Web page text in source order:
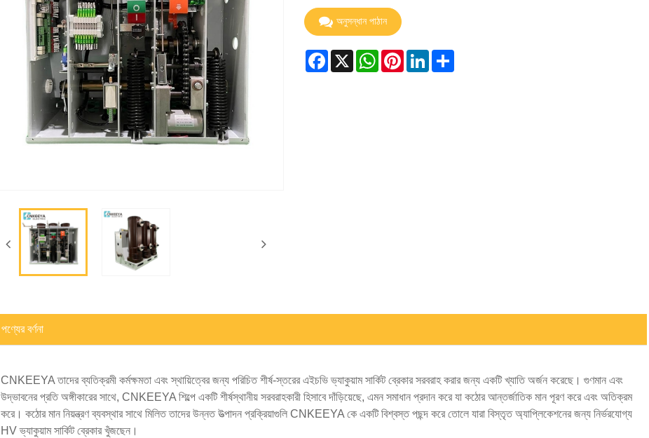
অনুসন্ধান পাঠান
Facebook
X WhatsApp
PinterestLinkedInShare
পণ্যের বর্ণনা
CNKEEYA তাদের ব্যতিক্রমী কর্মক্ষমতা এবং স্থায়িত্বের জন্য পরিচিত শীর্ষ-স্তরের এইচভি ভ্যাকুয়াম সার্কিট ব্রেকার সরবরাহ করার জন্য একটি খ্যাতি অর্জন করেছে। গুণমান এবং
উদ্ভাবনের প্রতি অঙ্গীকারের সাথে, CNKEEYA শিল্পে একটি শীর্ষস্থানীয় সরবরাহকারী হিসাবে দাঁড়িয়েছে, এমন সমাধান প্রদান করে যা কঠোর আন্তর্জাতিক মান পূরণ করে এবং অতিক্রম
করে। কঠোর মান নিয়ন্ত্রণ ব্যবস্থার সাথে মিলিত তাদের উন্নত উত্পাদন প্রক্রিয়াগুলি CNKEEYA কে একটি বিশ্বস্ত পছন্দ করে তোলে যারা বিস্তৃত অ্যাপ্লিকেশনের জন্য নির্ভরযোগ্য
HV ভ্যাকুয়াম সার্কিট ব্রেকার খুঁজছেন।